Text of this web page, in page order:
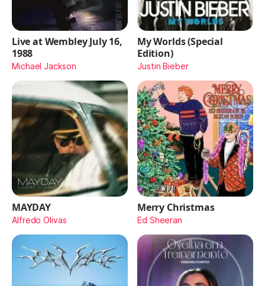
Live at Wembley July 16,
1988
Michael Jackson
My Worlds (Special
Edition)
Justin Bieber
MAYDAY
Alfredo Olivas
Merry Christmas
Ed Sheeran